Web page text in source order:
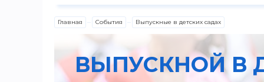
Воздушные шары латексные
Воздушные шары фольгированные
Гелий, оборудование и аксессуары
Главная События Выпускные в детских садах
ВЫПУСКНОЙ В